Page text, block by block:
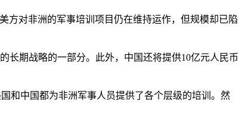
方对非洲的军事培训项目仍在维持运作，但规模却已陷
长期战略的一部分。此外，中国还将提供10亿元人民币
和中国都为非洲军事人员提供了各个层级的培训。然